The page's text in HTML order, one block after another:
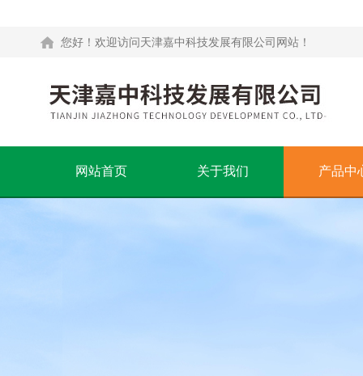
您好！欢迎访问天津嘉中科技发展有限公司网站！
网站首页 关于我们 产品中